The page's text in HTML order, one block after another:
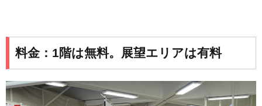
料金：1階は無料。展望エリアは有料